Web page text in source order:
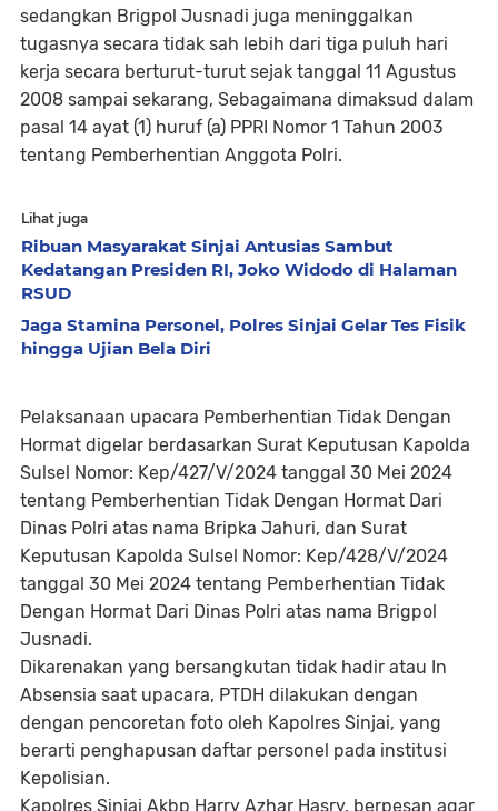
sedangkan Brigpol Jusnadi juga meninggalkan
tugasnya secara tidak sah lebih dari tiga puluh hari
kerja secara berturut-turut sejak tanggal 11 Agustus
2008 sampai sekarang, Sebagaimana dimaksud dalam
pasal 14 ayat (1) huruf (a) PPRI Nomor 1 Tahun 2003
tentang Pemberhentian Anggota Polri.
Lihat juga
Ribuan Masyarakat Sinjai Antusias Sambut
Kedatangan Presiden RI, Joko Widodo di Halaman
RSUD
Jaga Stamina Personel, Polres Sinjai Gelar Tes Fisik
hingga Ujian Bela Diri
Pelaksanaan upacara Pemberhentian Tidak Dengan
Hormat digelar berdasarkan Surat Keputusan Kapolda
Sulsel Nomor: Kep/427/V/2024 tanggal 30 Mei 2024
tentang Pemberhentian Tidak Dengan Hormat Dari
Dinas Polri atas nama Bripka Jahuri, dan Surat
Keputusan Kapolda Sulsel Nomor: Kep/428/V/2024
tanggal 30 Mei 2024 tentang Pemberhentian Tidak
Dengan Hormat Dari Dinas Polri atas nama Brigpol
Jusnadi.
Dikarenakan yang bersangkutan tidak hadir atau In
Absensia saat upacara, PTDH dilakukan dengan
dengan pencoretan foto oleh Kapolres Sinjai, yang
berarti penghapusan daftar personel pada institusi
Kepolisian.
Kapolres Sinjai Akbp Harry Azhar Hasry, berpesan agar